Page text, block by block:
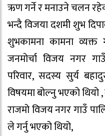
ऋण गर्ने र मनाउने चलन
भन्दै विजया दशमी शुभ
शुभकामना कामना व्यक्त
जनमोर्चा विजय नगर
परिवार, सदस्य सुर्य
विषयमा बोल्नु भएको थियो
राजमो विजय नगर गाउँ
ले गर्नु भएको थियो,